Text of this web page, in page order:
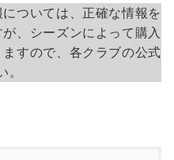
ついては、正確な情報を
、シーズンによって購入
すので、各クラブの公式
。